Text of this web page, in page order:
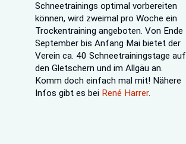
Schneetrainings optimal vorbereiten
können, wird zweimal pro Woche ein
Trockentraining angeboten. Von Ende
September bis Anfang Mai bietet der
Verein ca. 40 Schneetrainingstage auf
den Gletschern und im Allgäu an.
Komm doch einfach mal mit! Nähere
Infos gibt es bei René Harrer.